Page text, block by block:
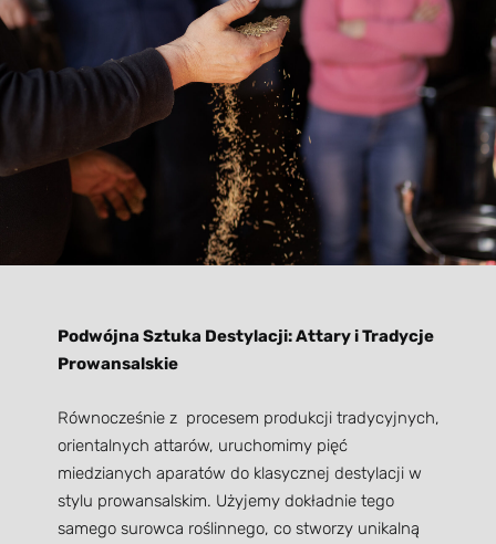
Podwójna Sztuka Destylacji: Attary i Tradycje
Prowansalskie
Równocześnie z procesem produkcji tradycyjnych,
orientalnych attarów, uruchomimy pięć
miedzianych aparatów do klasycznej destylacji w
stylu prowansalskim. Użyjemy dokładnie tego
samego surowca roślinnego, co stworzy unikalną